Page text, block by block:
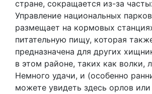
стране, сокращается из-за
Управление национальных
размещает на кормовых
питательную пищу, которая
предназначена для других
в этом районе, таких как волки,
Немного удачи, и (особенно
можете увидеть здесь орлов или